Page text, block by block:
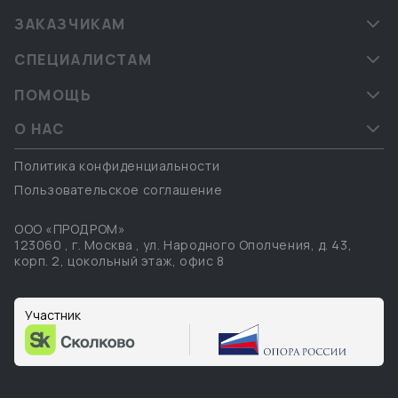
ЗАКАЗЧИКАМ
СПЕЦИАЛИСТАМ
ПОМОЩЬ
О НАС
Политика конфиденциальности
Пользовательское соглашение
ООО «ПРОДРОМ»
123060 , г. Москва , ул. Народного Ополчения, д. 43,
корп. 2, цокольный этаж, офис 8
Участник